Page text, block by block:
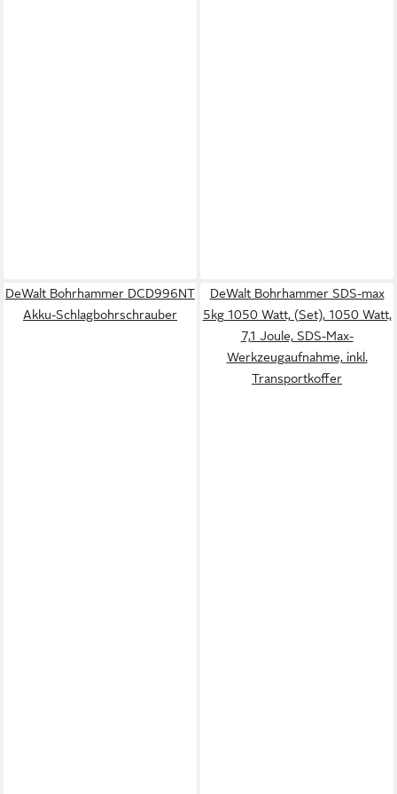
DeWalt Bohrhammer DCD996NT
Akku-Schlagbohrschrauber
DeWalt Bohrhammer SDS-max
5kg 1050 Watt, (Set), 1050 Watt,
7,1 Joule, SDS-Max-
Werkzeugaufnahme, inkl.
Transportkoffer